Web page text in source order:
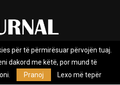
Marketing
Policy
për të përmirësuar përvojën tuaj.
dakord me këtë, por mund të
Pranoj Lexo më tepër